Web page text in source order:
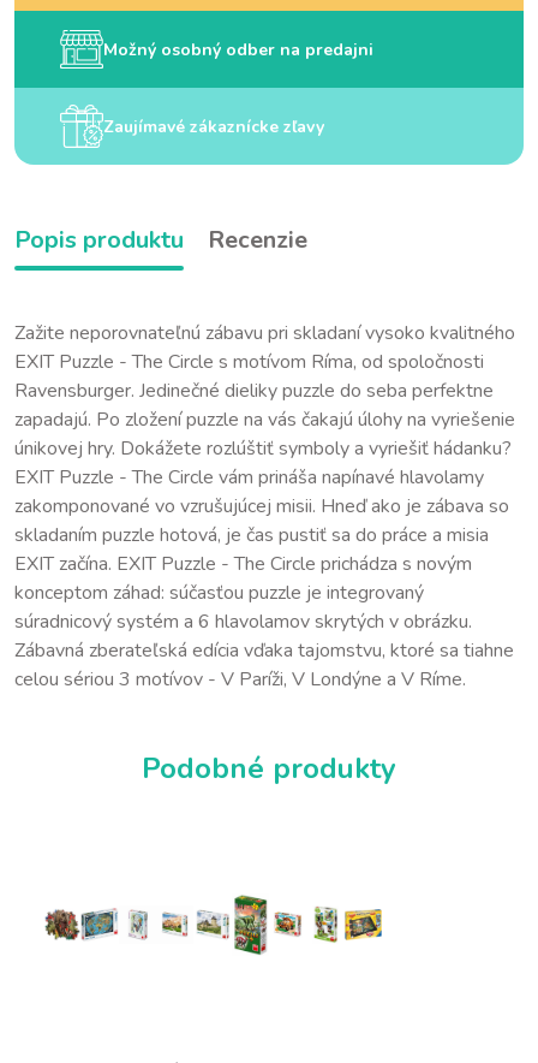
Možný osobný odber na predajni
Zaujímavé zákaznícke zľavy
Popis produktu Recenzie
Zažite neporovnateľnú zábavu pri skladaní vysoko kvalitného
EXIT Puzzle - The Circle s motívom Ríma, od spoločnosti
Ravensburger. Jedinečné dieliky puzzle do seba perfektne
zapadajú. Po zložení puzzle na vás čakajú úlohy na vyriešenie
únikovej hry. Dokážete rozlúštiť symboly a vyriešiť hádanku?
EXIT Puzzle - The Circle vám prináša napínavé hlavolamy
zakomponované vo vzrušujúcej misii. Hneď ako je zábava so
skladaním puzzle hotová, je čas pustiť sa do práce a misia
EXIT začína. EXIT Puzzle - The Circle prichádza s novým
konceptom záhad: súčasťou puzzle je integrovaný
súradnicový systém a 6 hlavolamov skrytých v obrázku.
Zábavná zberateľská edícia vďaka tajomstvu, ktoré sa tiahne
celou sériou 3 motívov - V Paríži, V Londýne a V Ríme.
Podobné produkty